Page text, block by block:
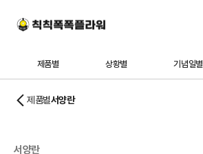
제품별 상황별 기념일별
제품별서양란
서양란